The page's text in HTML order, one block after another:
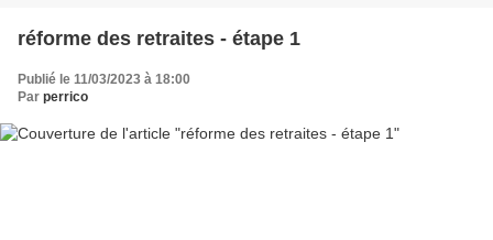
réforme des retraites - étape 1
Publié le 11/03/2023 à 18:00
Par perrico